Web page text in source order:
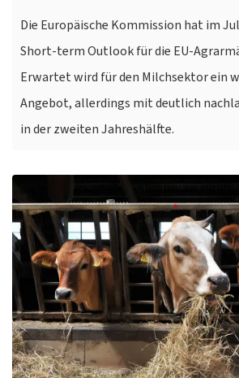
Die Europäische Kommission hat im
Short-term Outlook für die EU-
Erwartet wird für den Milchsektor ein
Angebot, allerdings mit deutlich
in der zweiten Jahreshälfte.